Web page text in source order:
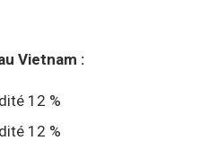
Vietnam :
12 %
12 %